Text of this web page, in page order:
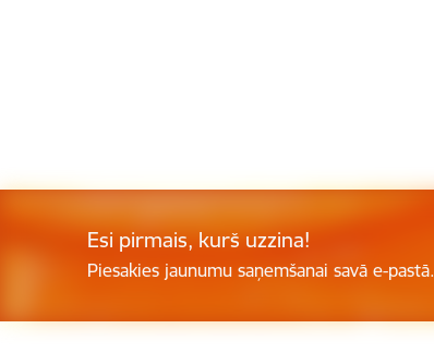
Esi pirmais, kurš uzzina!
Piesakies jaunumu saņemšanai savā e-pastā.